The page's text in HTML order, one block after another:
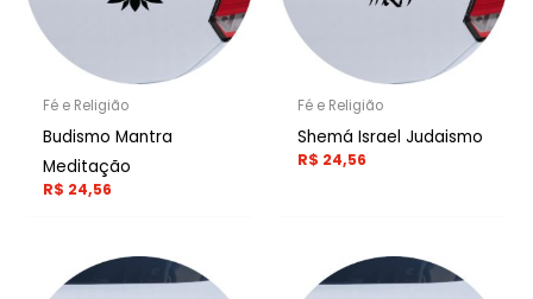
Fé e Religião
Budismo Mantra
Meditação
R$ 24,56
Fé e Religião
Shemá Israel Judaismo
R$ 24,56